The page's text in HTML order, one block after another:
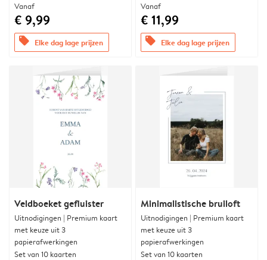
Vanaf
€ 9,99
offers Elke dag lage prijzen
Vanaf
€ 11,99
offers Elke dag lage prijzen
Veldboeket gefluister
Uitnodigingen | Premium kaart
met keuze uit 3
papierafwerkingen
Set van 10 kaarten
Minimalistische bruiloft
Uitnodigingen | Premium kaart
met keuze uit 3
papierafwerkingen
Set van 10 kaarten